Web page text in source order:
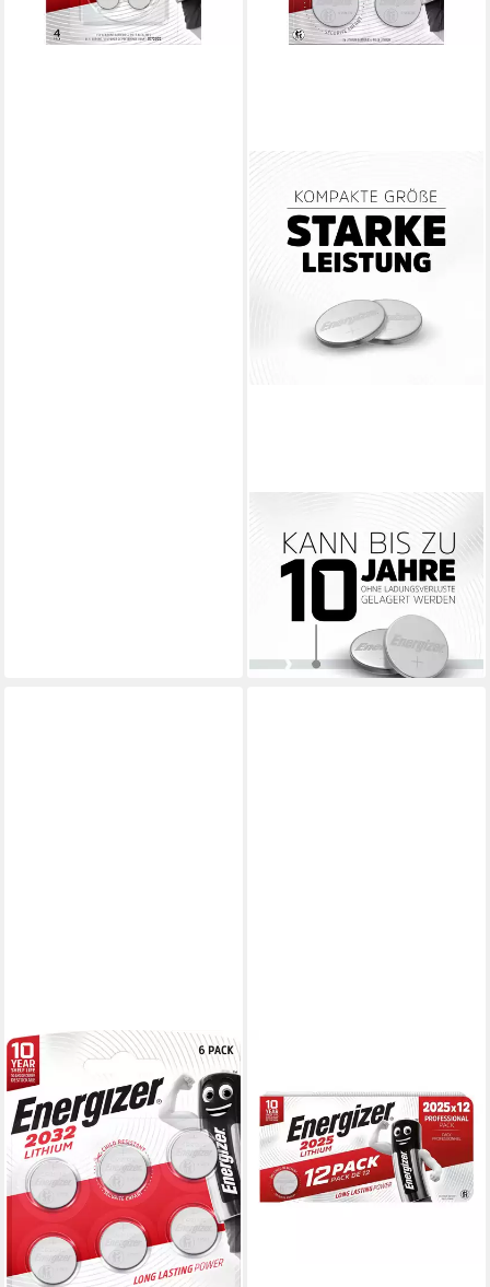
Energizer Knopfzelle CR2450
3 V 4 St. 620 mAh Lithium
ab 5,62 €
lieferbar - in 2-3 Werktagen bei dir
CR2025 (3 V, 12 St), CR
2025
ab 10,81 €
(0,90 €/ 1 Stk)
lieferbar - in 2-3 Werktagen bei dir